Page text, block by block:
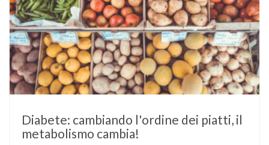
Diabete: cambiando l'ordine dei piatti, il
metabolismo cambia!